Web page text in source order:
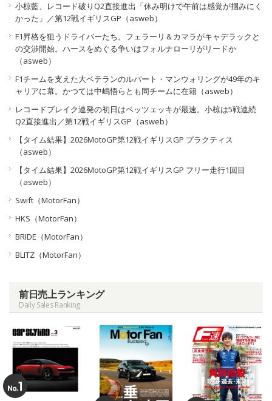
小椋藍、レコード破りQ2直接進出「休み明けで午前は感覚が掴みにく
かった」／第12戦イギリスGP（asweb）
F1昇格を狙うドライバーたち。フェラーリ＆カマラがキャデラックと
の交渉開始。ハースをめぐる争いはフォルナローリがリードか
（asweb）
F1チームを支えた大ベテランのルパート・マンウォリングが49年のキ
ャリアに幕。かつては中嶋悟らとも同チームに在籍（asweb）
レコードブレイク連発の初日はベッツェッキが最速。小椋は5戦連続
Q2直接進出／第12戦イギリスGP（asweb）
【タイム結果】2026MotoGP第12戦イギリスGP プラクティス
（asweb）
【タイム結果】2026MotoGP第12戦イギリスGP フリー走行1回目
（asweb）
Swift（MotorFan）
HKS（MotorFan）
BRIDE（MotorFan）
BLITZ（MotorFan）
前日売上ランキング
Daily Sales Ranking